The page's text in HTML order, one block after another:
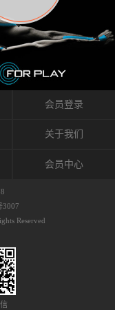
程中竭尽全力的降低致敏
来的致敏率。那到底是什
痒呢？我整理了以下内容
能给予大家帮助。首先我
原因，然后简说一下
预防应对。我把导致过敏的
和内因。外因1，贴布贴布
、回缩率、纤维的刺激
的刺激，从而引起过敏瘙
效贴不像药物那样在短时
是通过花费时间创造一个
作用等）的环境来减轻症
、精神、运动的平衡被破
生病态变化。 在一定的状
动捕捉异常，并在细胞之
息。可以收集各自所需的
的连锁反应）。 如果这种
物质。 因此，身体所需的
能发挥作用，反而会造成
肌内效贴的作用，就是解
® （Kinesio贴扎
空间），动（流动），冷
为了实现这些，贴布的质
Medical
疗贴扎）通过从皮肤表面
用于关节或肌肉表面，释
。“雪花”贴扎疗法是一
膜和间质液之间自然流动
间质被称为人体的新器
整个身体的网络是由坚韧
所支撑的相互连接的充满
如果作为脏器，这是人体
重的20%（相比之下，皮
的再生和恢复。“1”“雪花”
，改善受影响的关节和肌
的作用。对组织的营养供
皮下组织的关节囊。 流
-Kinesio肌内效贴布的发明
对日常生活产生反复影响
焦点。 筋膜容易受到外部
会员登录
关于我们
会员中心
3007
Reserved